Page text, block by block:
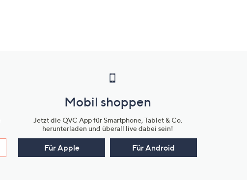
Mobil shoppen
Jetzt die QVC App für Smartphone, Tablet & Co.
herunterladen und überall live dabei sein!
Für Apple Für Android